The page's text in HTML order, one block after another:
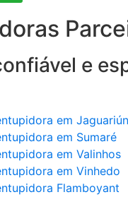
e
em
em Sumaré
em Valinhos
em Vinhedo
Flamboyant